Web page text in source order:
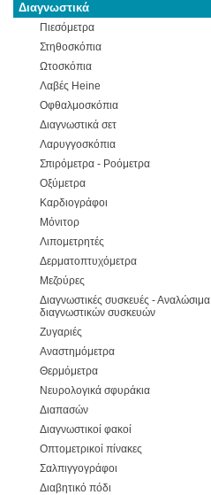
Διαγνωστικά
Πιεσόμετρα
Στηθοσκόπια
Ωτοσκόπια
Λαβές Heine
Οφθαλμοσκόπια
Διαγνωστικά σετ
Λαρυγγοσκόπια
Σπιρόμετρα - Ροόμετρα
Οξύμετρα
Καρδιογράφοι
Μόνιτορ
Λιπομετρητές
Δερματοπτυχόμετρα
Μεζούρες
Διαγνωστικές συσκευές - Αναλώσιμα
διαγνωστικών συσκευών
Ζυγαριές
Αναστημόμετρα
Θερμόμετρα
Νευρολογικά σφυράκια
Διαπασών
Διαγνωστικοί φακοί
Οπτομετρικοί πίνακες
Σαλπιγγογράφοι
Διαβητικό πόδι